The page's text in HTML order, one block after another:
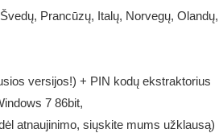
Prancūzų, Italų, Norvegų,
versijos!) + PIN kodų ekstraktorius
7 86bit,
atnaujinimo, siųskite mums užklausą)